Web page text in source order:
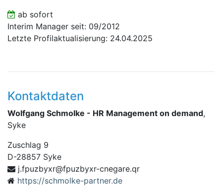
ab sofort
Interim Manager seit: 09/2012
Letzte Profilaktualisierung: 24.04.2025
Kontaktdaten
Wolfgang Schmolke - HR Management on demand,
Syke
Zuschlag 9
D-28857 Syke
rq.eragenc-
rxybzupf@rxybzupf.j
https://schmolke-partner.de